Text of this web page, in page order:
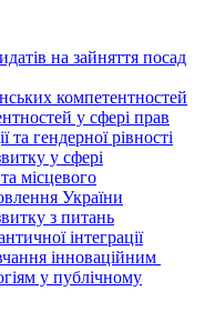
на зайняття посад
компетентностей
у сфері прав
гендерної рівності
у сфері
місцевого
України
з питань
інтеграції
інноваційним
у публічному